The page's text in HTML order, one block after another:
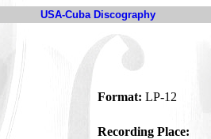
USA-Cuba Discography
Format: LP-12
Recording Place: